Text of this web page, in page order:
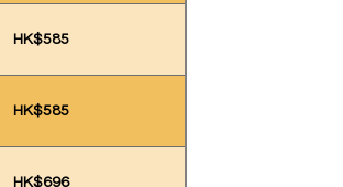
HK$585
HK$585
HK$696